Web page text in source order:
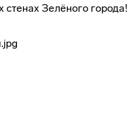
Зелёного города!